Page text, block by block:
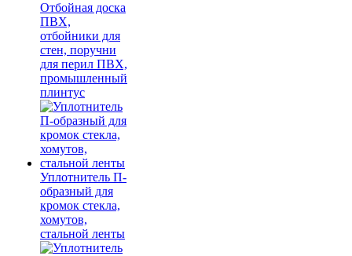
Отбойная доска
ПВХ,
отбойники для
стен, поручни
для перил ПВХ,
промышленный
плинтус
Уплотнитель П-
образный для
кромок стекла,
хомутов,
стальной ленты